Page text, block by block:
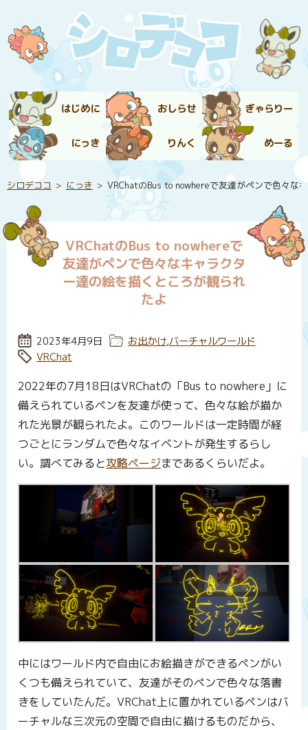
はじめに おしらせ ぎゃらりー
にっき りんく めーる
シロデココ にっき VRChatのBus to nowhereで友達がペンで色々な
VRChatのBus to nowhereで
友達がペンで色々なキャラクタ
ー達の絵を描くところが観られ
たよ
投稿日:
2023年4月9日 カテゴリー:
お出かけ,バーチャルワールド
タグ:
VRChat
2022年の7月18日はVRChatの「Bus to nowhere」に
備えられているペンを友達が使って、色々な絵が描か
れた光景が観られたよ。このワールドは一定時間が経
つごとにランダムで色々なイベントが発生するらし
い。調べてみると攻略ページまであるくらいだよ。
中にはワールド内で自由にお絵描きができるペンがい
くつも備えられていて、友達がそのペンで色々な落書
きをしていたんだ。VRChat上に置かれているペンはバ
ーチャルな三次元の空間で自由に描けるものだから、